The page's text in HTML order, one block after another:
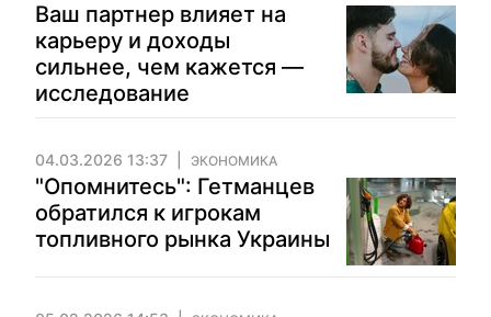
Ваш партнер влияет на
карьеру и доходы
сильнее, чем кажется —
исследование
04.03.2026 13:37 ЭКОНОМИКА
"Опомнитесь": Гетманцев
обратился к игрокам
топливного рынка Украины